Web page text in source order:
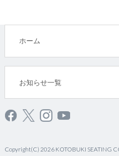
ホーム
お知らせ一覧
Copyright(C) 2026 KOTOBUKI SEATING